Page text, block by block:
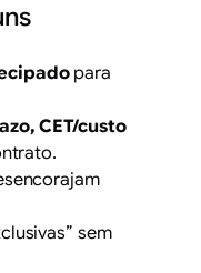
para
CET/custo
sem